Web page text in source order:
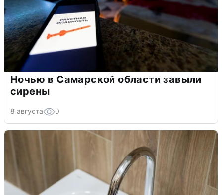
Ночью в Самарской области завыли
сирены
8 августа 0